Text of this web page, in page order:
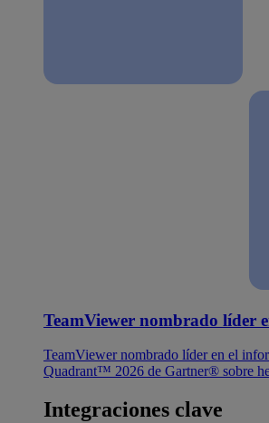
TeamViewer nombrado líder
TeamViewer nombrado líder en el
Quadrant™ 2026 de Gartner® sobre
Integraciones clave